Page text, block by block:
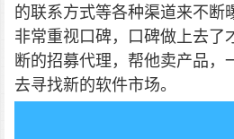
的联系方式等各种渠道来不断
非常重视口碑，口碑做上去了
断的招募代理，帮他卖产品，
去寻找新的软件市场。